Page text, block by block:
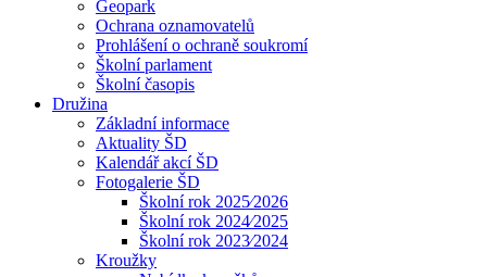
Geopark
Ochrana oznamovatelů
Prohlášení o ochraně soukromí
Školní parlament
Školní časopis
Družina
Základní informace
Aktuality ŠD
Kalendář akcí ŠD
Fotogalerie ŠD
Školní rok 2025⁄2026
Školní rok 2024⁄2025
Školní rok 2023⁄2024
Kroužky